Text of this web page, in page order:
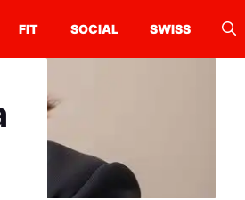
FIT SOCIAL SWISS